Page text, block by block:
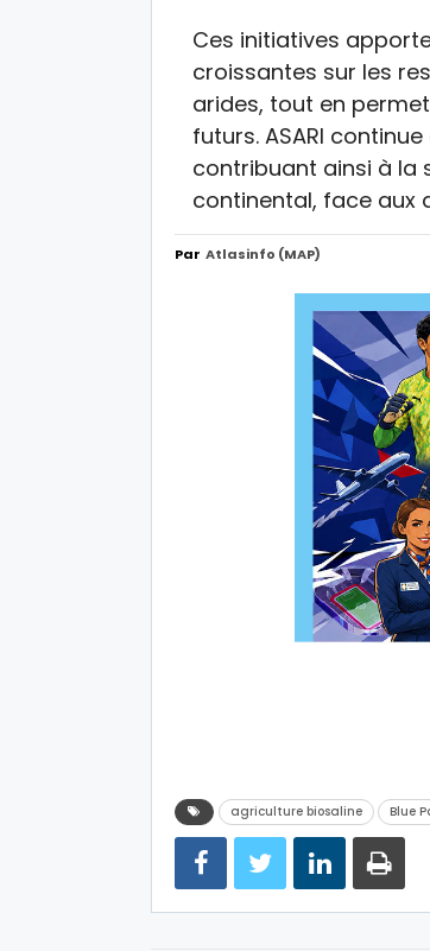
Ces initiatives
croissantes sur les
arides, tout en
futurs. ASARI
contribuant ainsi à la
continental, face aux
Par Atlasinfo (MAP)
agriculture biosaline Blue